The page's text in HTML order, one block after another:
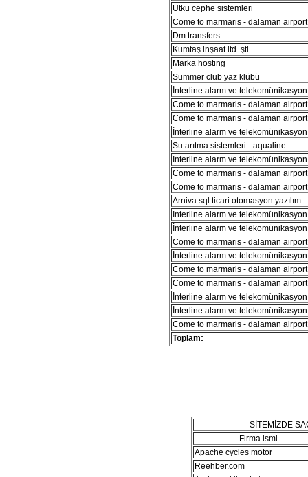
Utku cephe sistemleri
Come to marmaris - dalaman
Dm transfers
Kumtaş inşaat ltd. şti.
Marka hosting
Summer club yaz klübü
İnterline alarm ve
Come to marmaris - dalaman
Come to marmaris - dalaman
İnterline alarm ve
Su arıtma sistemleri - aqualine
İnterline alarm ve
Come to marmaris - dalaman
Come to marmaris - dalaman
Arniva sql ticari otomasyon yazılım
İnterline alarm ve
İnterline alarm ve
Come to marmaris - dalaman
İnterline alarm ve
Come to marmaris - dalaman
Come to marmaris - dalaman
İnterline alarm ve
İnterline alarm ve
Come to marmaris - dalaman
Toplam:
SİTEMİZDE
Firma ismi
Apache cycles motor
Reehber.com